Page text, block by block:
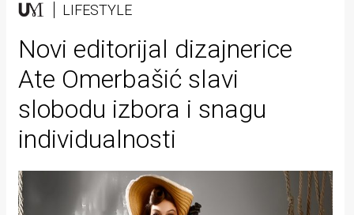
Teatar
Književnost
Muzika
Film
Intervju
Kolumne
Kultura
LIFESTYLE
Novi editorijal dizajnerice
Ate Omerbašić slavi
slobodu izbora i snagu
individualnosti